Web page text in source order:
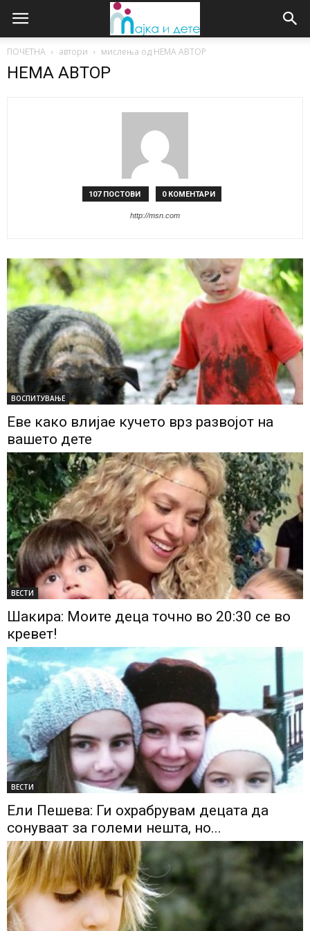
ПОЧЕТНА автори мислења од НЕМА АВТОР
НЕМА АВТОР
107 ПОСТОВИ 0 КОМЕНТАРИ
http://msn.com
ВОСПИТУВАЊЕ
Еве како влијае кучето врз развојот на
вашето дете
ВЕСТИ
Шакира: Моите деца точно во 20:30 се во
кревет!
ВЕСТИ
Ели Пешева: Ги охрабрувам децата да
сонуваат за големи нешта, но...